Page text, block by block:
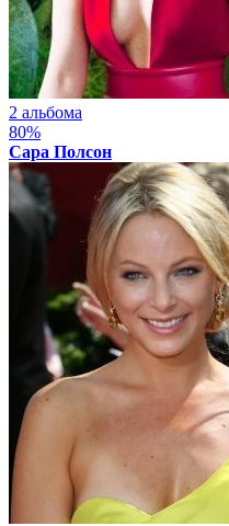
2 альбома
80%
Сара Полсон